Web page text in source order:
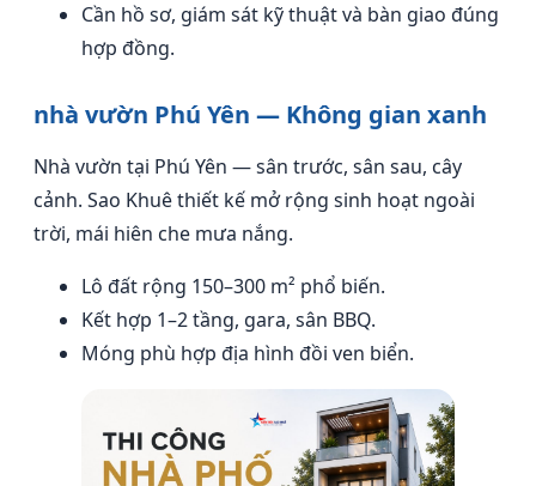
Cần hồ sơ, giám sát kỹ thuật và bàn giao đúng
hợp đồng.
nhà vườn Phú Yên — Không gian xanh
Nhà vườn tại Phú Yên — sân trước, sân sau, cây
cảnh. Sao Khuê thiết kế mở rộng sinh hoạt ngoài
trời, mái hiên che mưa nắng.
Lô đất rộng 150–300 m² phổ biến.
Kết hợp 1–2 tầng, gara, sân BBQ.
Móng phù hợp địa hình đồi ven biển.